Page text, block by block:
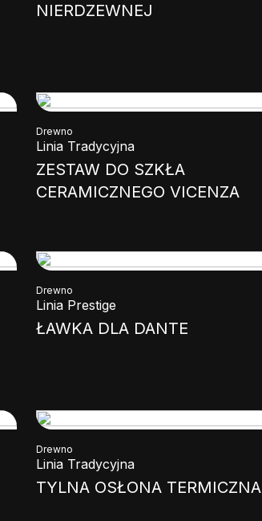
NIERDZEWNEJ
Drewno
Linia Tradycyjna
ZESTAW DO SZKŁA
CERAMICZNEGO VICENZA
Drewno
Linia Prestige
ŁAWKA DLA DANTE
Drewno
Linia Tradycyjna
TYLNA OSŁONA TERMICZNA